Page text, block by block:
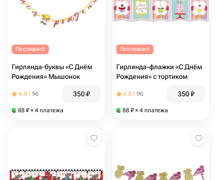
Последний
Гирлянда-буквы «С Днём
Рождения» Мышонок
4.81 96 350₽
88 ₽ × 4 платежа
Последний
Гирлянда-флажки «С Днём
Рождения» с тортиком
4.81 96 350₽
88 ₽ × 4 платежа